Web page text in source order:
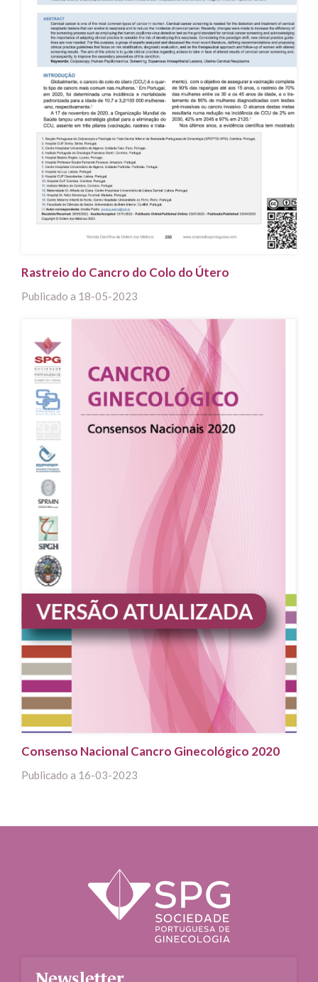
Rastreio do Cancro do Colo do Útero
Publicado a 18-05-2023
Consenso Nacional Cancro Ginecológico 2020
Publicado a 16-03-2023